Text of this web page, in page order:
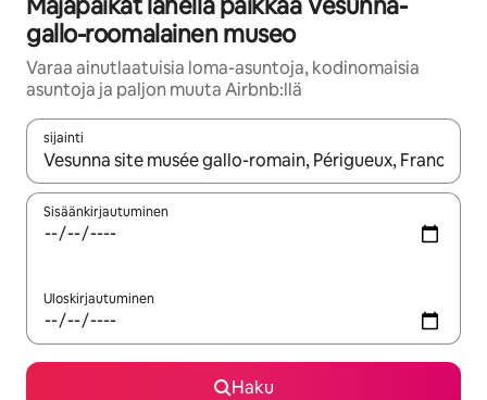
gallo-roomalainen museo
Varaa ainutlaatuisia loma-asuntoja, kodinomaisia
asuntoja ja paljon muuta Airbnb:llä
sijainti
Kun tulokset ovat saatavilla, navigoi ylös- ja alas-
Sisäänkirjautuminen
Uloskirjautuminen
Haku